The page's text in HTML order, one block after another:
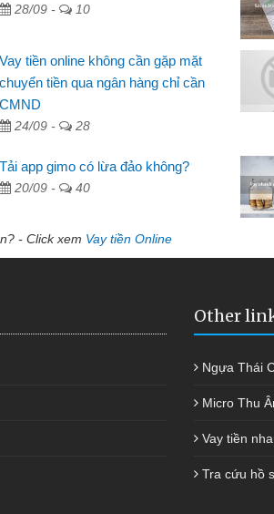
giải
Tôi biết đến
sinh viên nên
thấy thủ tục
Lâm Minh
cần có 2 triệu
được thôi. Cảm
28/09 - 10
Vay tiền online không cần gặp mặt
chuyển tiền qua ngân hàng chỉ cần
CMND
24/09 - 28
Tải app gimo có lừa đảo không?
20/09 - 40
- Click xem Vay tiền Online
Other
Ngựa Thái
Micro Thu
Vay tiền
Tra cứu hồ